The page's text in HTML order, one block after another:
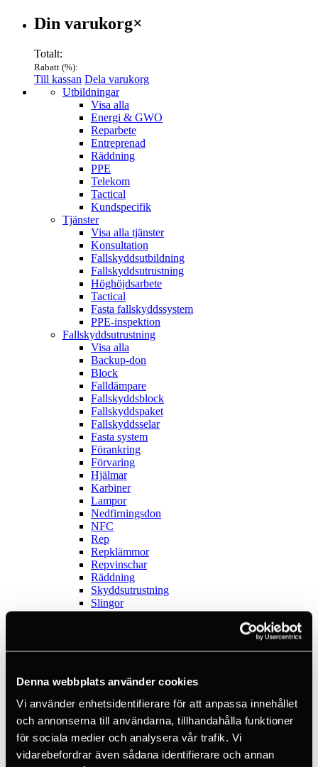
Denna webbplats använder cookies
Vi använder enhetsidentifierare för att anpassa innehållet
och annonserna till användarna, tillhandahålla funktioner
för sociala medier och analysera vår trafik. Vi
vidarebefordrar även sådana identifierare och annan
Varukorg
Din varukorg×
Totalt:
Rabatt (%):
Till kassan Dela varukorg
Menu Utbildningar
Visa alla
Energi & GWO
Reparbete
Entreprenad
Räddning
PPE
Telekom
Tactical
Kundspecifik
Tjänster
Visa alla tjänster
Konsultation
Fallskyddsutbildning
Fallskyddsutrustning
Höghöjdsarbete
Tactical
Fasta fallskyddssystem
PPE-inspektion
Fallskyddsutrustning
Visa alla
Backup-don
Block
Falldämpare
Fallskyddsblock
Fallskyddspaket
Fallskyddsselar
Fasta system
Förankring
Förvaring
Hjälmar
Karbiner
Lampor
Nedfirningsdon
NFC
Rep
Repklämmor
Repvinschar
Räddning
Skyddsutrustning
Slingor
Smarta saker
Outlet
Visa alla
Böcker
Crashpads
Isklättring
Karbiner